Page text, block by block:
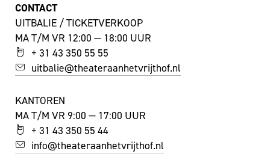
CONTACT
UITBALIE / TICKETVERKOOP
MA T/M VR 12:00 — 18:00 UUR
+ 31 43 350 55 55
uitbalie@theateraanhetvrijthof.nl
KANTOREN
MA T/M VR 9:00 — 17:00 UUR
+ 31 43 350 55 44
info@theateraanhetvrijthof.nl